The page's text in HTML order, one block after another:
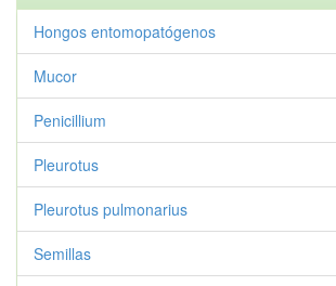
Hongos entomopatógenos
Mucor
Penicillium
Pleurotus
Pleurotus pulmonarius
Semillas